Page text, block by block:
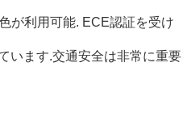
が利用可能. ECE認証を受け
います.交通安全は非常に重要